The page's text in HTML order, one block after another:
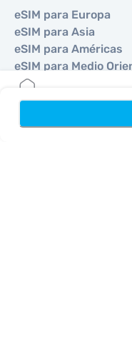
eSIM para Europa
eSIM para Asia
eSIM para Américas
eSIM para Medio
eSIM para Oceanía
eSIM para África